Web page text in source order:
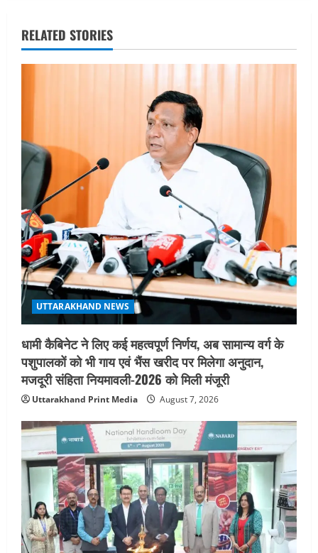
a
v
a
t
i
o
n
RELATED STORIES
UTTARAKHAND NEWS
धामी कैबिनेट ने लिए कई महत्वपूर्ण निर्णय, अब सामान्य वर्ग के
पशुपालकों को भी गाय एवं भैंस खरीद पर मिलेगा अनुदान,
मजदूरी संहिता नियमावली-2026 को मिली मंजूरी
Uttarakhand Print Media August 7, 2026